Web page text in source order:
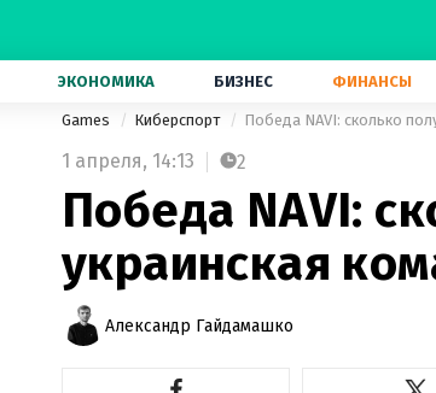
ЭКОНОМИКА БИЗНЕС ФИНАНСЫ
Games Киберспорт Победа NAVI: сколько
1 апреля, 14:13 2
Победа NAVI:
украинская
Александр Гайдамашко